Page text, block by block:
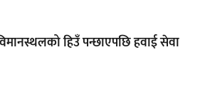
हिउँ पन्छाएपछि हवाई सेवा